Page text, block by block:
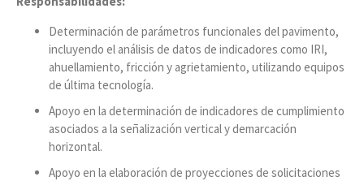
Determinación de parámetros funcionales del pavimento,
incluyendo el análisis de datos de indicadores como IRI,
ahuellamiento, fricción y agrietamiento, utilizando equipos
de última tecnología.
Apoyo en la determinación de indicadores de cumplimiento
asociados a la señalización vertical y demarcación
horizontal.
Apoyo en la elaboración de proyecciones de solicitaciones